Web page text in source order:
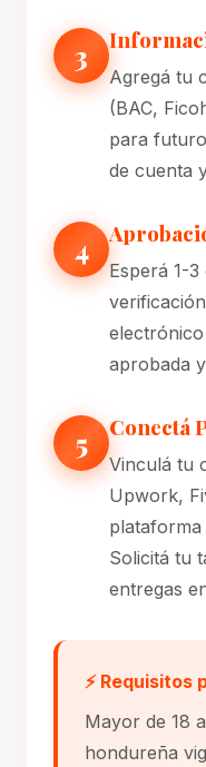
3
Agregá tu
(BAC,
para
de cuenta
4
Esperá 1-
aprobada
5 Conectá
Vinculá tu
Upwork,
plataforma
Solicitá tu
entregas
⚡ Requisitos
Mayor de 18
hondureña